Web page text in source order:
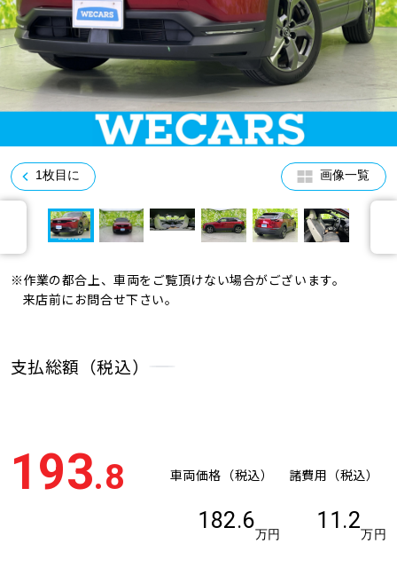
品質管理とサポート体制
お問い合わせ
企業情報 採用情報
0120-733-500
1枚目に 画像一覧
※作業の都合上、車両をご覧頂けない場合がございます。
来店前にお問合せ下さい。
支払総額（税込）
193.8 車両価格（税込）
182.6
万円
諸費用（税込）
11.2
万円